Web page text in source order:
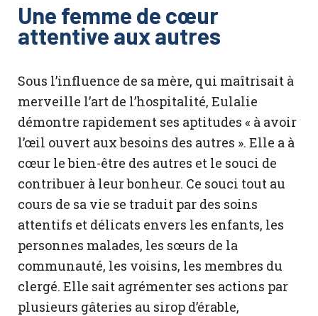
Une femme de cœur
attentive aux autres
Sous l’influence de sa mère, qui maîtrisait à
merveille l’art de l’hospitalité, Eulalie
démontre rapidement ses aptitudes « à avoir
l’œil ouvert aux besoins des autres ». Elle a à
cœur le bien-être des autres et le souci de
contribuer à leur bonheur. Ce souci tout au
cours de sa vie se traduit par des soins
attentifs et délicats envers les enfants, les
personnes malades, les sœurs de la
communauté, les voisins, les membres du
clergé. Elle sait agrémenter ses actions par
plusieurs gâteries au sirop d’érable,